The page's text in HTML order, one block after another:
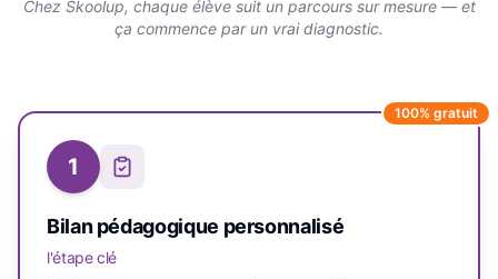
Chez Skoolup, chaque élève suit un parcours sur mesure — et
ça commence par un vrai diagnostic.
100% gratuit
1
Bilan pédagogique personnalisé
l'étape clé